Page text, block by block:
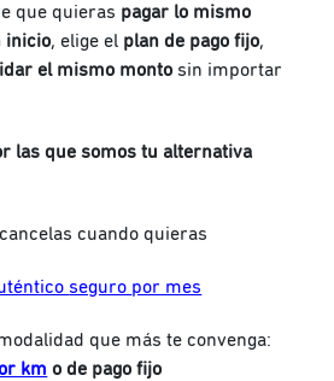
que quieras pagar lo mismo
inicio, elige el plan de pago fijo,
el mismo monto sin importar
las que somos tu alternativa
cuando quieras
seguro por mes
que más te convenga:
km o de pago fijo